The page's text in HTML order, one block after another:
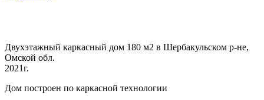
Двухэтажный каркасный дом 180 м2 в Шербакульском р-не,
Омской обл.
2021г.
Дом построен по каркасной технологии